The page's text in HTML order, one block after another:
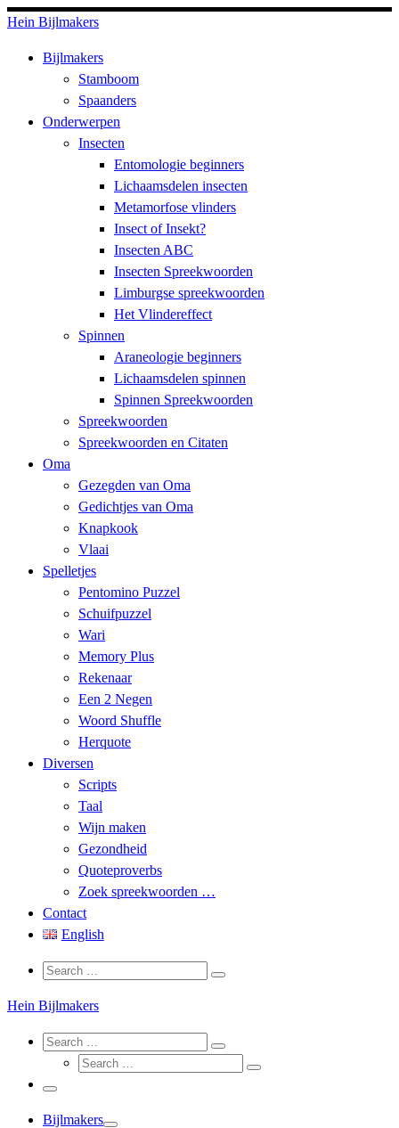
Skip
content
Hein Bijlmakers
Bijlmakers
Stamboom
Spaanders
Onderwerpen
Insecten
Entomologie beginners
Lichaamsdelen insecten
Metamorfose vlinders
Insect of Insekt?
Insecten ABC
Insecten Spreekwoorden
Limburgse spreekwoorden
Het Vlindereffect
Spinnen
Araneologie beginners
Lichaamsdelen spinnen
Spinnen Spreekwoorden
Spreekwoorden
Spreekwoorden en Citaten
Oma
Gezegden van Oma
Gedichtjes van Oma
Knapkook
Vlaai
Spelletjes
Pentomino Puzzel
Schuifpuzzel
Wari
Memory Plus
Rekenaar
Een 2 Negen
Woord Shuffle
Herquote
Diversen
Scripts
Taal
Wijn maken
Gezondheid
Quoteproverbs
Zoek spreekwoorden …
Contact
English
Search
Search
Search
Hein Bijlmakers
Search
Search
Search
Search
Search
Menu
Bijlmakers